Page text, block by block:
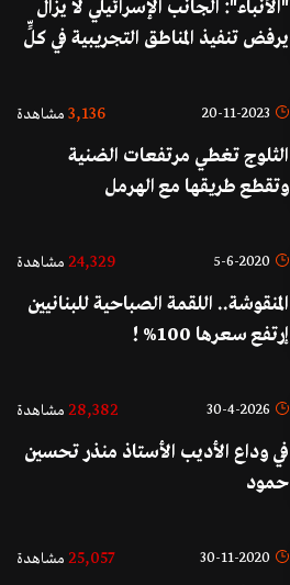
"الأنباء": الجانب الإسرائيلي لا يزال
يرفض تنفيذ المناطق التجريبية في كلٍّ
20-11-2023
3,136 مشاهدة
الثلوج تغطي مرتفعات الضنية
وتقطع طريقها مع الهرمل
5-6-2020
24,329 مشاهدة
المنقوشة.. اللقمة الصباحية للبنانيين
إرتفع سعرها 100% !
30-4-2026
28,382 مشاهدة
في وداع الأديب الأستاذ منذر تحسين
حمود
30-11-2020
25,057 مشاهدة